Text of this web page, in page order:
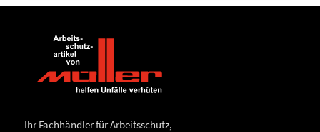
Ihr Fachhändler für Arbeitsschutz,